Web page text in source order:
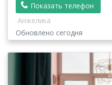
Показать телефон
Анжелика
Обновлено сегодня